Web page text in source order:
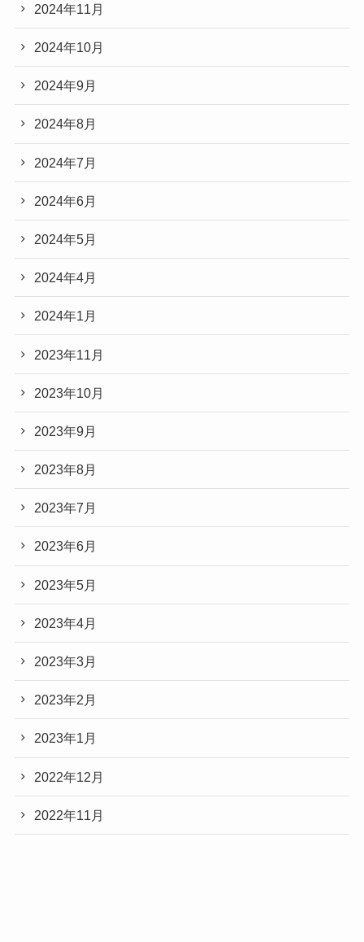
2024年11月
2024年10月
2024年9月
2024年8月
2024年7月
2024年6月
2024年5月
2024年4月
2024年1月
2023年11月
2023年10月
2023年9月
2023年8月
2023年7月
2023年6月
2023年5月
2023年4月
2023年3月
2023年2月
2023年1月
2022年12月
2022年11月